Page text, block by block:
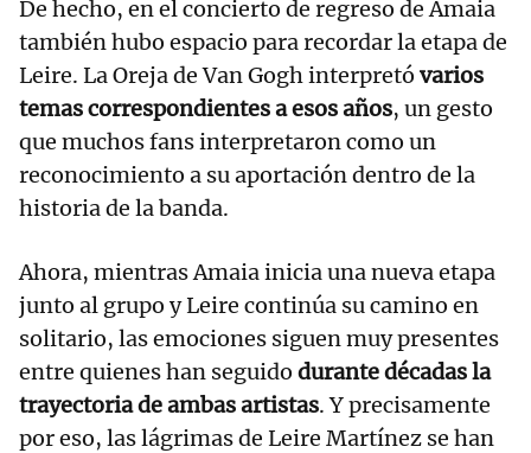
De hecho, en el concierto de regreso de Amaia
también hubo espacio para recordar la etapa de
Leire. La Oreja de Van Gogh interpretó varios
temas correspondientes a esos años, un gesto
que muchos fans interpretaron como un
reconocimiento a su aportación dentro de la
historia de la banda.
Ahora, mientras Amaia inicia una nueva etapa
junto al grupo y Leire continúa su camino en
solitario, las emociones siguen muy presentes
entre quienes han seguido durante décadas la
trayectoria de ambas artistas. Y precisamente
por eso, las lágrimas de Leire Martínez se han